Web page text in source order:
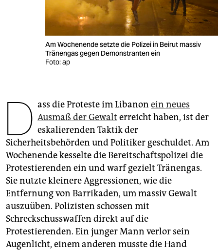
genossenschaft
epaper login
Am Wochenende setzte die Polizei in Beirut massiv
Tränengas gegen Demonstranten ein
Foto: ap
D ass die Proteste im Libanon ein neues
Ausmaß der Gewalt erreicht haben, ist der
eskalierenden Taktik der
Sicherheitsbehörden und Politiker geschuldet. Am
Wochenende kesselte die Bereitschaftspolizei die
Protestierenden ein und warf gezielt Tränengas.
Sie nutzte kleinere Aggressionen, wie die
Entfernung von Barrikaden, um massiv Gewalt
auszuüben. Polizisten schossen mit
Schreckschusswaffen direkt auf die
Protestierenden. Ein junger Mann verlor sein
Augenlicht, einem anderen musste die Hand